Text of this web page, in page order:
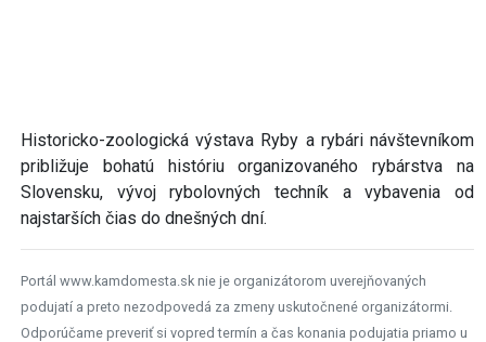
Historicko-zoologická výstava Ryby a rybári návštevníkom
približuje bohatú históriu organizovaného rybárstva na
Slovensku, vývoj rybolovných techník a vybavenia od
najstarších čias do dnešných dní.
Portál www.kamdomesta.sk nie je organizátorom uverejňovaných
podujatí a preto nezodpovedá za zmeny uskutočnené organizátormi.
Odporúčame preveriť si vopred termín a čas konania podujatia priamo u